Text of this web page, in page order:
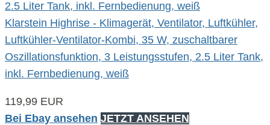
Klarstein Highrise - Klimagerät, Ventilator, Luftkühler,
Luftkühler-Ventilator-Kombi, 35 W, zuschaltbarer
Oszillationsfunktion, 3 Leistungsstufen, 2.5 Liter Tank,
inkl. Fernbedienung, weiß
119,99 EUR
Bei Ebay ansehen JETZT ANSEHEN